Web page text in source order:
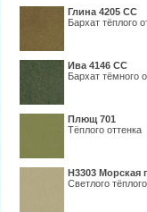
Глина 4205 СС
Бархат тёплого
Ива 4146 СС
Бархат тёмного
Плющ 701
Тёплого оттенка
H3303 Морская
Светлого